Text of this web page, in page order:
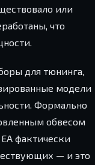
или
что
для тюнинга,
модели
Формально
обвесом
фактически
— и это